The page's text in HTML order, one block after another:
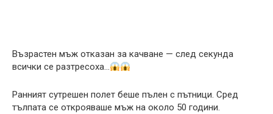
Възрастен мъж отказан за качване — след секунда
всички се разтресоха…
Ранният сутрешен полет беше пълен с пътници. Сред
тълпата се открояваше мъж на около 50 години.